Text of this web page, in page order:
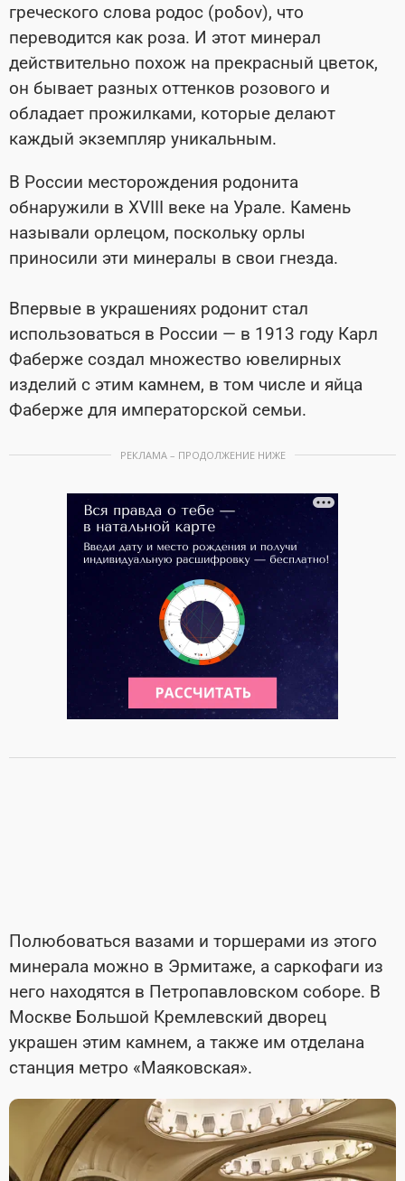
греческого слова родос (poδον), что
переводится как роза. И этот минерал
действительно похож на прекрасный цветок,
он бывает разных оттенков розового и
обладает прожилками, которые делают
каждый экземпляр уникальным.
В России месторождения родонита
обнаружили в XVIII веке на Урале. Камень
называли орлецом, поскольку орлы
приносили эти минералы в свои гнезда.
Впервые в украшениях родонит стал
использоваться в России — в 1913 году Карл
Фаберже создал множество ювелирных
изделий с этим камнем, в том числе и яйца
Фаберже для императорской семьи.
РЕКЛАМА – ПРОДОЛЖЕНИЕ НИЖЕ
Полюбоваться вазами и торшерами из этого
минерала можно в Эрмитаже, а саркофаги из
него находятся в Петропавловском соборе. В
Москве Большой Кремлевский дворец
украшен этим камнем, а также им отделана
станция метро «Маяковская».